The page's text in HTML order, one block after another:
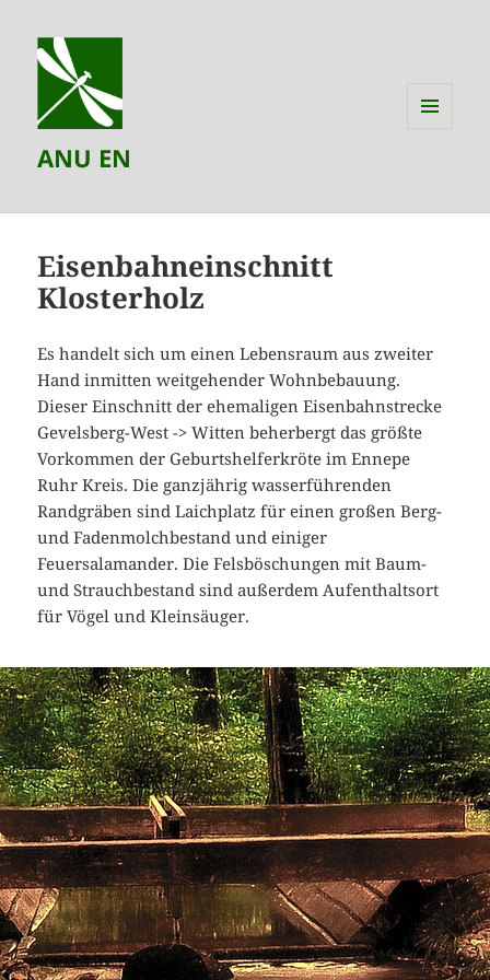
ANU EN
Eisenbahneinschnitt
Klosterholz
Es handelt sich um einen Lebensraum aus zweiter
Hand inmitten weitgehender Wohnbebauung.
Dieser Einschnitt der ehemaligen Eisenbahnstrecke
Gevelsberg-West -> Witten beherbergt das größte
Vorkommen der Geburtshelferkröte im Ennepe
Ruhr Kreis. Die ganzjährig wasserführenden
Randgräben sind Laichplatz für einen großen Berg-
und Fadenmolchbestand und einiger
Feuersalamander. Die Felsböschungen mit Baum-
und Strauchbestand sind außerdem Aufenthaltsort
für Vögel und Kleinsäuger.